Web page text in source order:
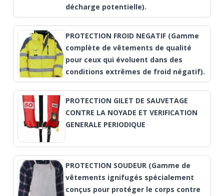
décharge potentielle).
PROTECTION FROID NEGATIF (Gamme
complète de vêtements de qualité
pour ceux qui évoluent dans des
conditions extrêmes de froid négatif).
PROTECTION GILET DE SAUVETAGE
CONTRE LA NOYADE ET VERIFICATION
GENERALE PERIODIQUE
PROTECTION SOUDEUR (Gamme de
vêtements ignifugés spécialement
conçus pour protéger le corps contre